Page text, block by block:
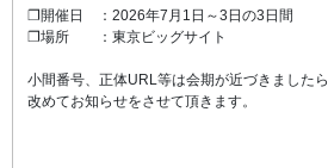
❐開催日 ：2026年7月1日～3日の3日間
❐場所 ：東京ビッグサイト
小間番号、正体URL等は会期が近づきましたら
改めてお知らせをさせて頂きます。